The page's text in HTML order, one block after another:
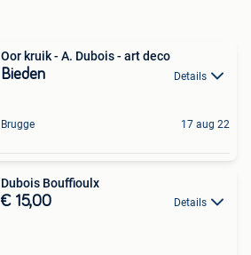
Oor kruik - A. Dubois - art deco
Bieden Details
Brugge 17 aug 22
Dubois Bouffioulx
€ 15,00 Details